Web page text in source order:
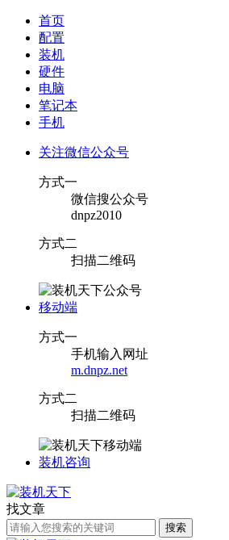
首页
配置
装机
硬件
电脑
笔记本
手机
关注微信公众号
方式一
微信搜公众号
dnpz2010
方式二
扫描二维码
移动端
方式一
手机输入网址
m.dnpz.net
方式二
扫描二维码
装机咨询
找文章
搜索